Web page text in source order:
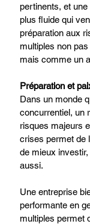
pertinents, et
plus fluide qui
préparation aux
multiples non
mais comme un
Préparation et
Dans un monde
concurrentiel, un
risques majeurs
crises permet de
de mieux
aussi.
Une entreprise
performante en
multiples permet